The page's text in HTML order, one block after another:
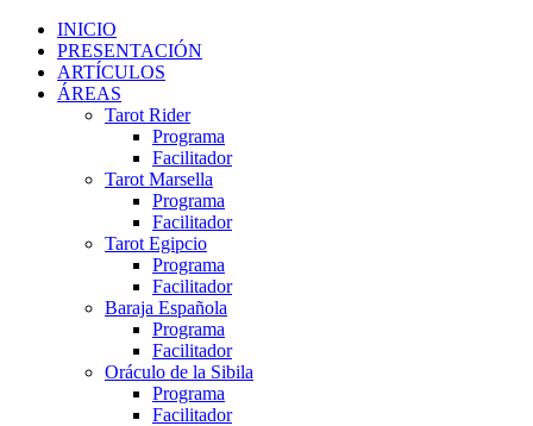
INICIO
PRESENTACIÓN
ARTÍCULOS
ÁREAS
Tarot Rider
Programa
Facilitador
Tarot Marsella
Programa
Facilitador
Tarot Egipcio
Programa
Facilitador
Baraja Española
Programa
Facilitador
Oráculo de la Sibila
Programa
Facilitador